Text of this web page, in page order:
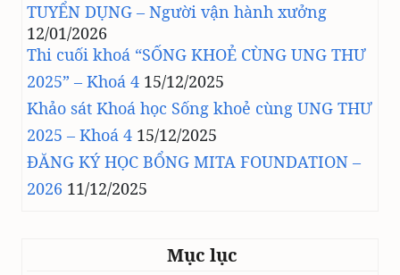
TUYỂN DỤNG – Người vận hành xưởng
12/01/2026
Thi cuối khoá “SỐNG KHOẺ CÙNG UNG THƯ
2025” – Khoá 4 15/12/2025
Khảo sát Khoá học Sống khoẻ cùng UNG THƯ
2025 – Khoá 4 15/12/2025
ĐĂNG KÝ HỌC BỔNG MITA FOUNDATION –
2026 11/12/2025
Mục lục